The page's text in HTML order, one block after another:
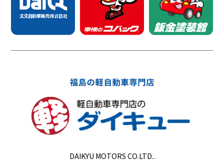
DAIKYU MOTORS CO.LTD..